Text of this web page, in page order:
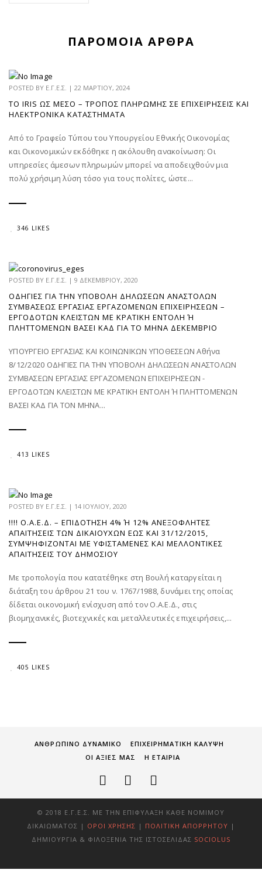
ΠΑΡΌΜΟΙΑ ΆΡΘΡΑ
POSTED BY Ε.Γ.Ε.Σ. | 22 ΜΑΡΤΊΟΥ, 2024
ΤΟ IRIS ΩΣ ΜΈΣΟ – ΤΡΌΠΟΣ ΠΛΗΡΩΜΉΣ ΣΕ ΕΠΙΧΕΙΡΉΣΕΙΣ ΚΑΙ
ΗΛΕΚΤΡΟΝΙΚΆ ΚΑΤΑΣΤΉΜΑΤΑ
Από το Γραφείο Τύπου του Υπουργείου Εθνικής Οικονομίας
και Οικονομικών εκδόθηκε η ακόλουθη ανακοίνωση: Οι
υπηρεσίες άμεσων πληρωμών μπορεί να αποδειχθούν μια
πολύ χρήσιμη λύση τόσο για τους πολίτες, ώστε...
346 LIKES
POSTED BY Ε.Γ.Ε.Σ. | 9 ΔΕΚΕΜΒΡΊΟΥ, 2020
ΟΔΗΓΊΕΣ ΓΙΑ ΤΗΝ ΥΠΟΒΟΛΉ ΔΗΛΏΣΕΩΝ ΑΝΑΣΤΟΛΏΝ
ΣΥΜΒΆΣΕΩΣ ΕΡΓΑΣΊΑΣ ΕΡΓΑΖΟΜΈΝΩΝ ΕΠΙΧΕΙΡΉΣΕΩΝ –
ΕΡΓΟΔΟΤΏΝ ΚΛΕΙΣΤΏΝ ΜΕ ΚΡΑΤΙΚΉ ΕΝΤΟΛΉ Ή Π
ΛΗΤΤΌΜΕΝΩΝ ΒΆΣΕΙ ΚΑΔ ΓΙΑ ΤΟ ΜΉΝΑ ΔΕΚΈΜΒΡΙΟ
ΥΠΟΥΡΓΕΙΟ ΕΡΓΑΣΙΑΣ ΚΑΙ ΚΟΙΝΩΝΙΚΩΝ ΥΠΟΘΕΣΕΩΝ Αθήνα
8/12/2020 ΟΔΗΓΙΕΣ ΓΙΑ ΤΗΝ ΥΠΟΒΟΛΗ ΔΗΛΩΣΕΩΝ ΑΝΑΣΤΟΛΩΝ
ΣΥΜΒΑΣΕΩΝ ΕΡΓΑΣΙΑΣ ΕΡΓΑΖΟΜΕΝΩΝ ΕΠΙΧΕΙΡΗΣΕΩΝ -
ΕΡΓΟΔΟΤΩΝ ΚΛΕΙΣΤΩΝ ΜΕ ΚΡΑΤΙΚΗ ΕΝΤΟΛΗ Ή ΠΛΗΤΤΟΜΕΝΩΝ
ΒΑΣΕΙ ΚΑΔ ΓΙΑ ΤΟΝ ΜΗΝΑ...
413 LIKES
POSTED BY Ε.Γ.Ε.Σ. | 14 ΙΟΥΛΊΟΥ, 2020
!!!! Ο.Α.Ε.Δ. – ΕΠΙΔΌΤΗΣΗ 4% Ή 12% ΑΝΕΞΌΦΛΗΤΕΣ Α
ΠΑΙΤΉΣΕΙΣ ΤΩΝ ΔΙΚΑΙΟΎΧΩΝ ΈΩΣ ΚΑΙ 31/12/2015, Σ
ΥΜΨΗΦΊΖΟΝΤΑΙ ΜΕ ΥΦΙΣΤΆΜΕΝΕΣ ΚΑΙ ΜΕΛΛΟΝΤΙΚΈΣ Α
ΠΑΙΤΉΣΕΙΣ ΤΟΥ ΔΗΜΟΣΊΟΥ
Με τροπολογία που κατατέθηκε στη Βουλή καταργείται η
διάταξη του άρθρου 21 του ν. 1767/1988, δυνάμει της οποίας
δίδεται οικονομική ενίσχυση από τον Ο.Α.Ε.Δ., στις
βιομηχανικές, βιοτεχνικές και μεταλλευτικές επιχειρήσεις,...
405 LIKES
ΑΝΘΡΩΠΙΝΟ ΔΥΝΑΜΙΚΟ
ΕΠΙΧΕΙΡΗΜΑΤΙΚΗ ΚΑΛΥΨΗ
ΟΙ ΑΞΙΕΣ ΜΑΣ
Η ΕΤΑΙΡΙΑ
© 2018 Ε.Γ.Ε.Σ. ΜΕ ΤΗΝ ΕΠΙΦΎΛΑΞΗ ΚΆΘΕ ΝΌΜΙΜΟΥ
ΔΙΚΑΙΏΜΑΤΟΣ | ΌΡΟΙ ΧΡΉΣΗΣ | ΠΟΛΙΤΙΚΉ ΑΠΟΡΡΉΤΟΥ |
ΔΗΜΙΟΥΡΓΊΑ & ΦΙΛΟΞΕΝΊΑ ΤΗΣ ΙΣΤΟΣΕΛΊΔΑΣ SOCIOLUS